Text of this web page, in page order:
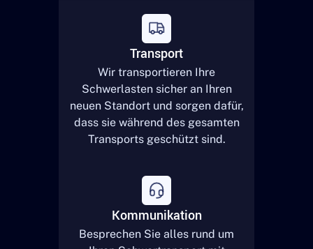
Transport
Wir transportieren Ihre
Schwerlasten sicher an Ihren
neuen Standort und sorgen dafür,
dass sie während des gesamten
Transports geschützt sind.
Kommunikation
Besprechen Sie alles rund um